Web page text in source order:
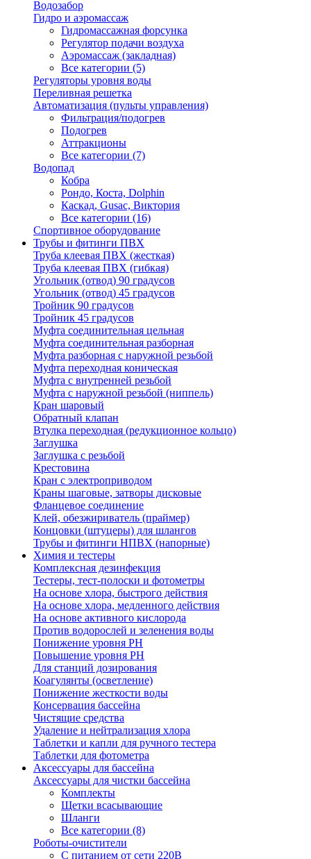
Водозабор
Гидро и аэромассаж
Гидромассажная форсунка
Регулятор подачи воздуха
Аэромассаж (закладная)
Все категории (5)
Регуляторы уровня воды
Переливная решетка
Автоматизация (пульты управления)
Фильтрация/подогрев
Подогрев
Аттракционы
Все категории (7)
Водопад
Кобра
Рондо, Коста, Dolphin
Каскад, Gusac, Виктория
Все категории (16)
Спортивное оборудование
Трубы и фитинги ПВХ
Труба клеевая ПВХ (жесткая)
Труба клеевая ПВХ (гибкая)
Угольник (отвод) 90 градусов
Угольник (отвод) 45 градусов
Тройник 90 градусов
Тройник 45 градусов
Муфта соединительная цельная
Муфта соединительная разборная
Муфта разборная с наружной резьбой
Муфта переходная коническая
Муфта с внутренней резьбой
Муфта с наружной резьбой (ниппель)
Кран шаровый
Обратный клапан
Втулка переходная (редукционное кольцо)
Заглушка
Заглушка с резьбой
Крестовина
Кран с электроприводом
Краны шаговые, затворы дисковые
Фланцевое соединение
Клей, обезжириватель (праймер)
Концовки (штуцеры) для шлангов
Трубы и фитинги НПВХ (напорные)
Химия и тестеры
Комплексная дезинфекция
Тестеры, тест-полоски и фотометры
На основе хлора, быстрого действия
На основе хлора, медленного действия
На основе активного кислорода
Против водорослей и зеленения воды
Понижение уровня РН
Повышение уровня РН
Для станций дозирования
Коагулянты (осветление)
Понижение жесткости воды
Консервация бассейна
Чистящие средства
Удаление и нейтрализация хлора
Таблетки и капли для ручного тестера
Таблетки для фотометра
Аксессуары для бассейна
Аксессуары для чистки бассейна
Комплекты
Щетки всасывающие
Шланги
Все категории (8)
Роботы-очистители
С питанием от сети 220В